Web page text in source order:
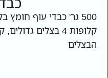
קלופות 4 בצלים
הבצלים